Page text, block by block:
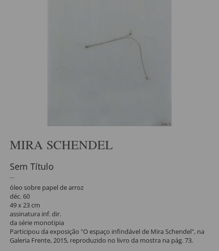
MIRA SCHENDEL
Sem Título
óleo sobre papel de arroz
déc. 60
49 x 23 cm
assinatura inf. dir.
da série monotipia
Participou da exposição "O espaço infindável de Mira Schendel", na
Galeria Frente, 2015, reproduzido no livro da mostra na pág. 73.